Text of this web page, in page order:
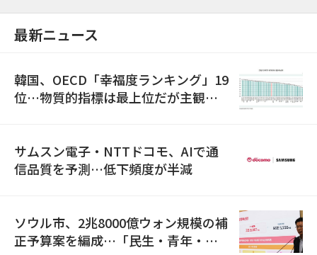
最新ニュース
韓国、OECD「幸福度ランキング」19
位…物質的指標は最上位だが主観的
サムスン電子・NTTドコモ、AIで通
信品質を予測…低下頻度が半減
ソウル市、2兆8000億ウォン規模の補
正予算案を編成…「民生・青年・安